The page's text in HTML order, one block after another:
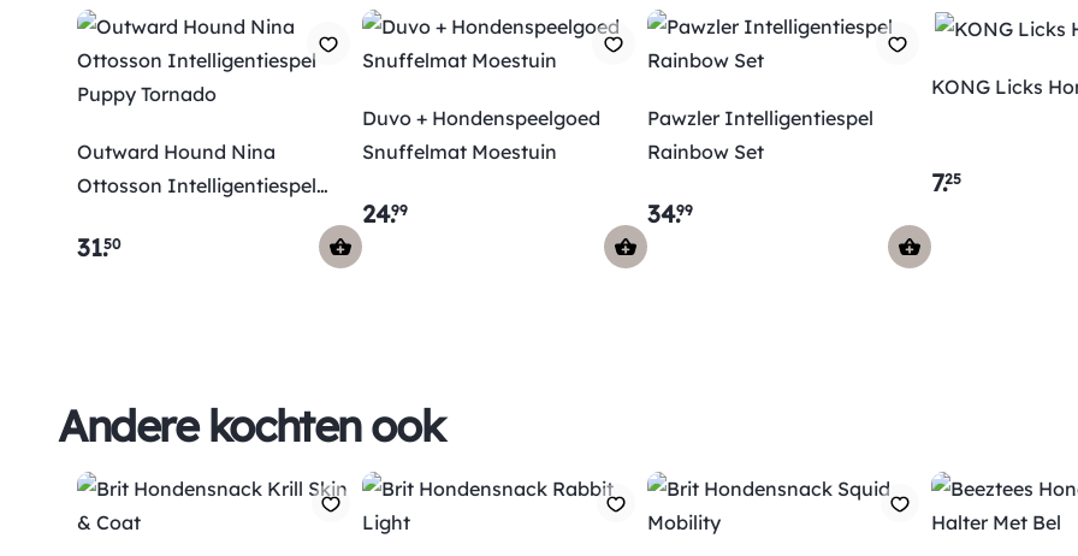
Outward Hound Nina
Ottosson Intelligentiespel
31.50
Duvo + Hondenspeelgoed
Snuffelmat Moestuin
24.99
Pawzler Intelligentiespel
Rainbow Set
34.99
KONG Licks
7.25
Andere kochten ook